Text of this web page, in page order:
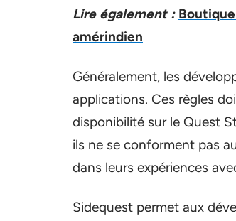
Lire également :
amérindien
Généralement, les
applications. Ces règles
disponibilité sur le Quest
ils ne se conforment pas
dans leurs expériences
Sidequest permet aux